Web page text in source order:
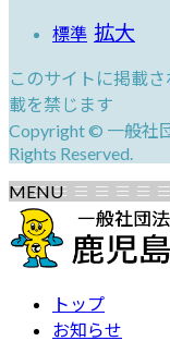
標準 拡大
このサイトに掲載
載を禁じます
Copyright © 一般社
Rights Reserved.
MENU
トップ
お知らせ